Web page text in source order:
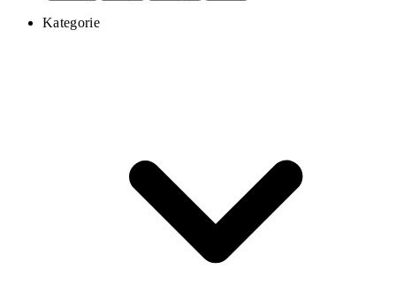
Kategorie